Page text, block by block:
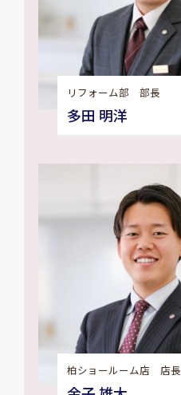
リフォーム部 部長
多田 明洋
柏ショールーム店 店長